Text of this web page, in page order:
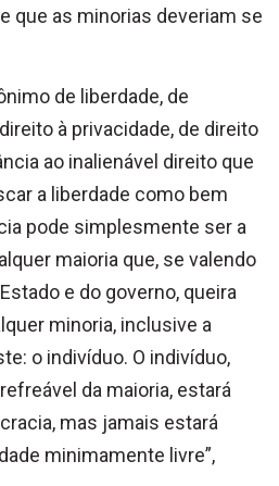
que as minorias deveriam se
de liberdade, de
à privacidade, de direito
ao inalienável direito que
a liberdade como bem
pode simplesmente ser a
maioria que, se valendo
e do governo, queira
minoria, inclusive a
o indivíduo. O indivíduo,
da maioria, estará
mas jamais estará
minimamente livre”,